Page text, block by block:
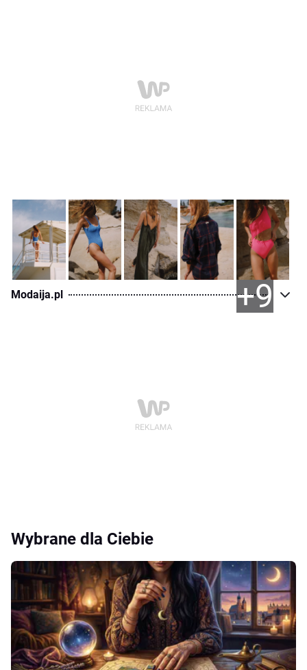
+9
Modaija.pl
Wybrane dla Ciebie